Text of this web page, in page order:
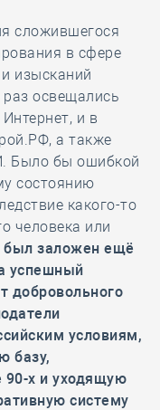
сложившегося
в сфере
изысканий
освещались
и в
а также
Было бы ошибкой
состоянию
какого-то
человека или
был заложен ещё
успешный
добровольного
условиям,
базу,
90-х и уходящую
систему